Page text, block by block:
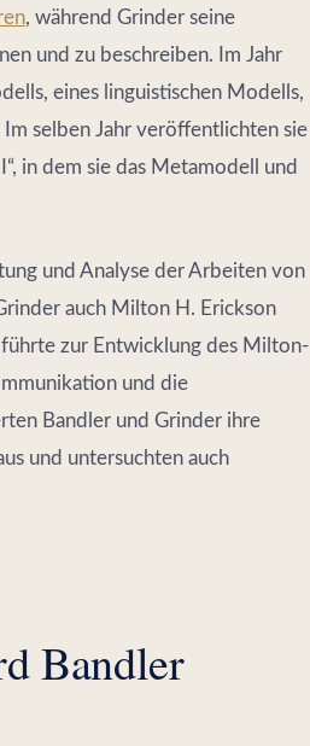
, während Grinder seine
und zu beschreiben. Im Jahr
eines linguistischen Modells,
selben Jahr veröffentlichten sie
in dem sie das Metamodell und
und Analyse der Arbeiten von
auch Milton H. Erickson
zur Entwicklung des Milton-
und die
Bandler und Grinder ihre
und untersuchten auch
Bandler